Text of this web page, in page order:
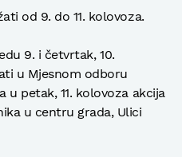
od 9. do 11. kolovoza.
9. i četvrtak, 10.
u Mjesnom odboru
u petak, 11. kolovoza akcija
u centru grada, Ulici